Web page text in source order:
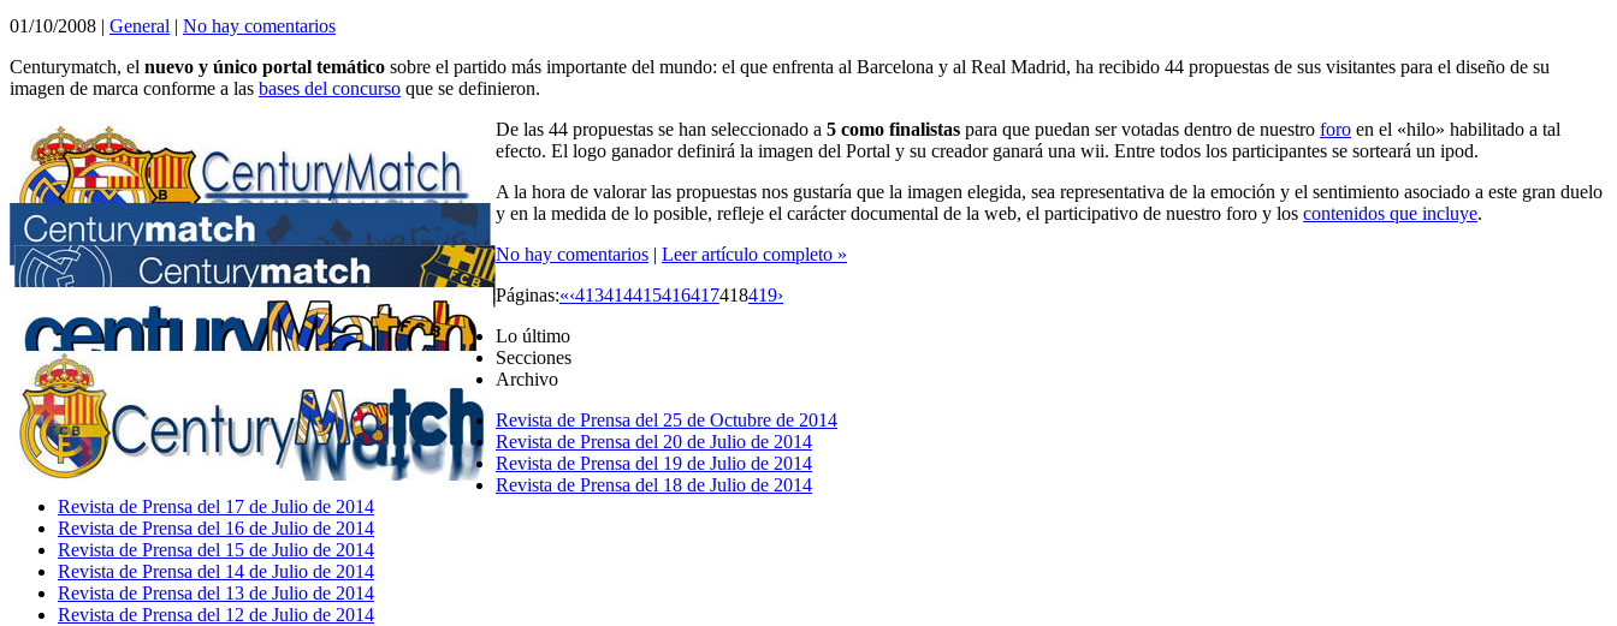
01/10/2008 | General | No hay comentarios
Centurymatch, el nuevo y único portal temático sobre el partido más importante del mundo: el que enfrenta al Barcelona y al Real Madrid, ha recibido 44 propuestas de sus visitantes para el diseño de su
imagen de marca conforme a las bases del concurso que se definieron.
De las 44 propuestas se han seleccionado a 5 como finalistas para que puedan ser votadas dentro de nuestro foro en el «hilo» habilitado a tal
efecto. El logo ganador definirá la imagen del Portal y su creador ganará una wii. Entre todos los participantes se sorteará un ipod.
A la hora de valorar las propuestas nos gustaría que la imagen elegida, sea representativa de la emoción y el sentimiento asociado a este gran duelo
y en la medida de lo posible, refleje el carácter documental de la web, el participativo de nuestro foro y los contenidos que incluye.
No hay comentarios | Leer artículo completo »
Páginas:«‹413414415416417418419›
Lo último
Secciones
Archivo
Revista de Prensa del 25 de Octubre de 2014
Revista de Prensa del 20 de Julio de 2014
Revista de Prensa del 19 de Julio de 2014
Revista de Prensa del 18 de Julio de 2014
Revista de Prensa del 17 de Julio de 2014
Revista de Prensa del 16 de Julio de 2014
Revista de Prensa del 15 de Julio de 2014
Revista de Prensa del 14 de Julio de 2014
Revista de Prensa del 13 de Julio de 2014
Revista de Prensa del 12 de Julio de 2014